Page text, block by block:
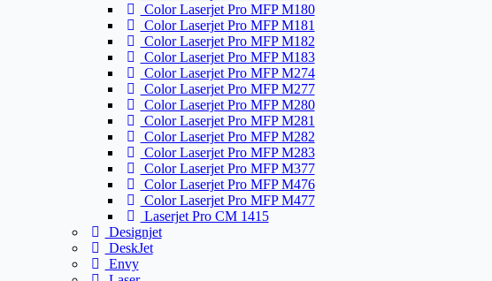
Color Laserjet Pro MFP M180
Color Laserjet Pro MFP M181
Color Laserjet Pro MFP M182
Color Laserjet Pro MFP M183
Color Laserjet Pro MFP M274
Color Laserjet Pro MFP M277
Color Laserjet Pro MFP M280
Color Laserjet Pro MFP M281
Color Laserjet Pro MFP M282
Color Laserjet Pro MFP M283
Color Laserjet Pro MFP M377
Color Laserjet Pro MFP M476
Color Laserjet Pro MFP M477
Laserjet Pro CM 1415
Designjet
DeskJet
Envy